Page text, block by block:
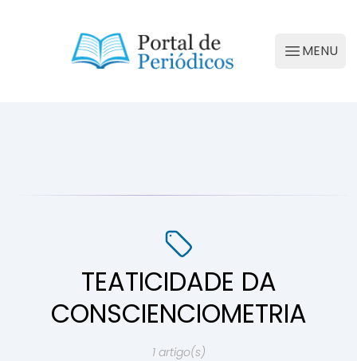
Portal de Periódicos da Conscienciologia
Abrir
MENU
TEATICIDADE DA
CONSCIENCIOMETRIA
1 artigo(s)